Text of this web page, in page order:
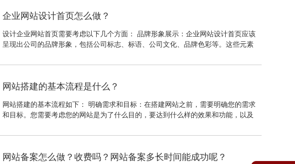
企业网站设计首页怎么做？
设计企业网站首页需要考虑以下几个方面： 品牌形象展示：企业网站设计首页应该
呈现出公司的品牌形象，包括公司标志、标语、公司文化、品牌色彩等。这些元素
网站搭建的基本流程是什么？
网站搭建的基本流程如下： 明确需求和目标：在搭建网站之前，需要明确您的需求
和目标。您需要考虑您的网站是为了什么目的，要达到什么样的效果和功能，以及
网站备案怎么做？收费吗？网站备案多长时间能成功呢？